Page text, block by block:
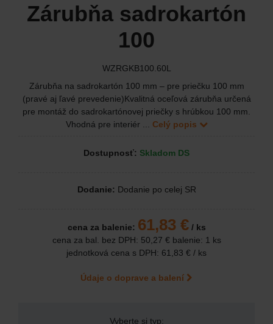
Zárubňa sadrokartón
100
WZRGKB100.60L
Zárubňa na sadrokartón 100 mm – pre priečku 100 mm
(pravé aj ľavé prevedenie)Kvalitná oceľová zárubňa určená
pre montáž do sadrokartónovej priečky s hrúbkou 100 mm.
Vhodná pre interiér ... Celý popis
Dostupnosť: Skladom DS
Dodanie: Dodanie po celej SR
cena za balenie: 61,83 €/ ks
cena za bal. bez DPH: 50,27 € balenie: 1 ks
jednotková cena s DPH: 61,83 € / ks
Údaje o doprave a balení